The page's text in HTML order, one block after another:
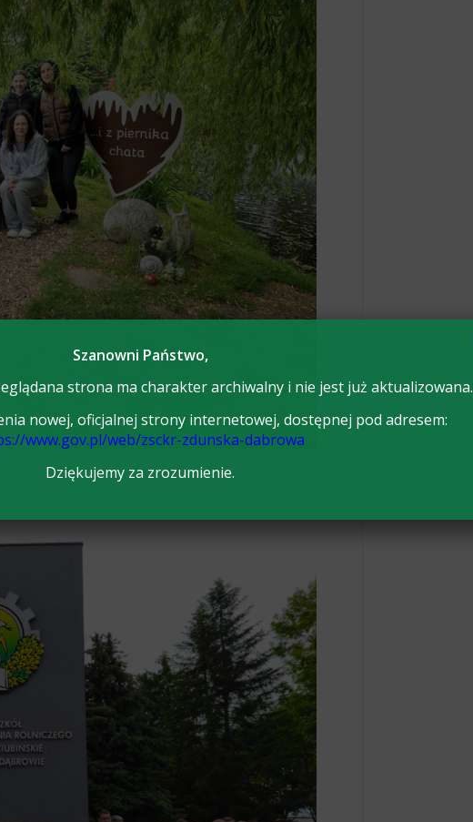
Szanowni Państwo,
strona ma charakter archiwalny i nie jest już aktualizowana.
nowej, oficjalnej strony internetowej, dostępnej pod adresem:
www.gov.pl/web/zsckr-zdunska-dabrowa
Dziękujemy za zrozumienie.